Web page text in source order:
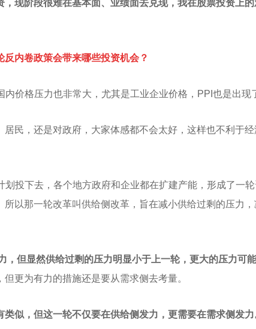
现阶段很难在基本面、业绩面去兑现，我在股票投资上的
内卷政策会带来哪些投资机会？
价格压力也非常大，尤其是工业企业价格，PPI也是出现
民，还是对政府，大家体感都不会太好，这样也不利于
投下去，各个地方政府和企业都在扩建产能，形成了一
以那一轮改革叫供给侧改革，旨在减小供给过剩的压力
但显然供给过剩的压力明显小于上一轮，更大的压力可
更为有力的措施还是要从需求侧去考量。
似，但这一轮不仅要在供给侧发力，更需要在需求侧发力